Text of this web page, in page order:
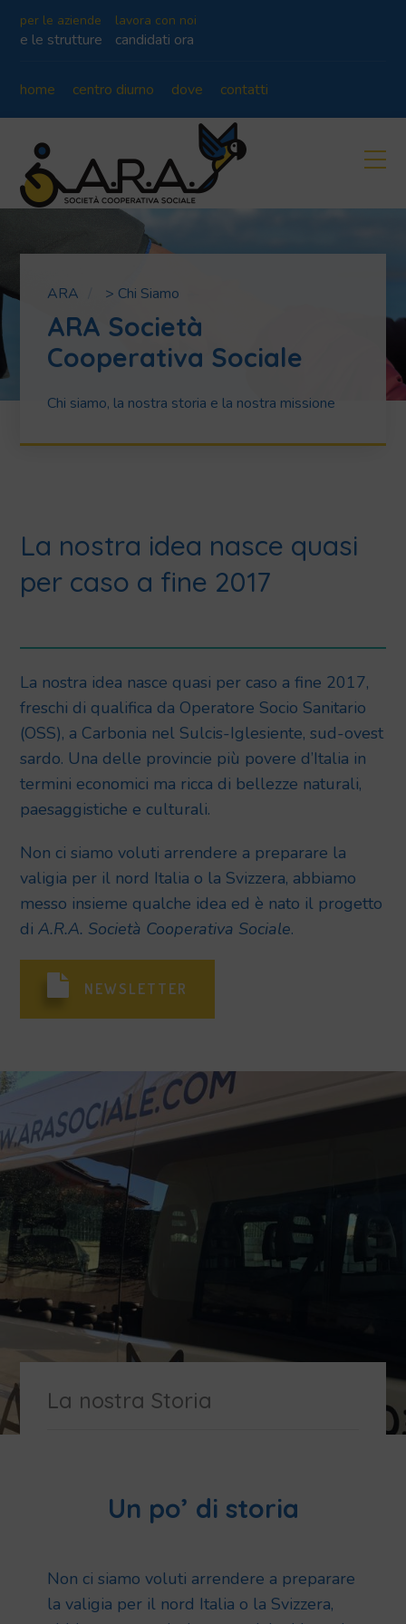
per le aziende
e le strutture
lavora con noi
candidati ora
home centro diurno dove contatti
ARA > Chi Siamo
ARA Società
Cooperativa Sociale
Chi siamo, la nostra storia e la nostra missione
La nostra idea nasce quasi
per caso a fine 2017
La nostra idea nasce quasi per caso a fine 2017,
freschi di qualifica da Operatore Socio Sanitario
(OSS), a Carbonia nel Sulcis-Iglesiente, sud-ovest
sardo. Una delle provincie più povere d’Italia in
termini economici ma ricca di bellezze naturali,
paesaggistiche e culturali.
Non ci siamo voluti arrendere a preparare la
valigia per il nord Italia o la Svizzera, abbiamo
messo insieme qualche idea ed è nato il progetto
diA.R.A. Società Cooperativa Sociale.
NEWSLETTER
La nostra Storia
Un po’ di storia
Non ci siamo voluti arrendere a preparare
la valigia per il nord Italia o la Svizzera,